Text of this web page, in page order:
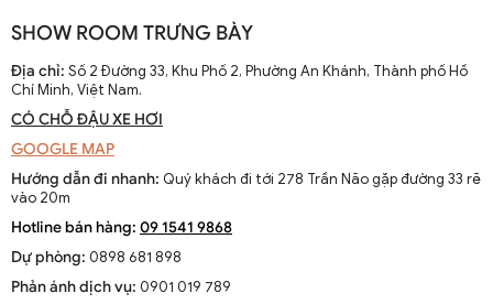
SHOW ROOM TRƯNG BÀY
Địa chỉ: Số 2 Đường 33, Khu Phố 2, Phường An Khánh, Thành phố Hồ
Chí Minh, Việt Nam.
CÓ CHỖ ĐẬU XE HƠI
GOOGLE MAP
Hướng dẫn đi nhanh: Quý khách đi tới 278 Trần Não gặp đường 33 rẽ
vào 20m
Hotline bán hàng: 09 1541 9868
Dự phòng: 0898 681 898
Phản ánh dịch vụ: 0901 019 789